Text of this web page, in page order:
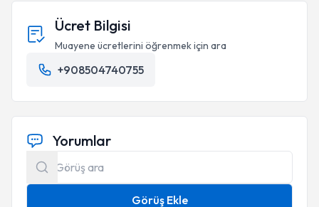
Ücret Bilgisi
Muayene ücretlerini öğrenmek için ara
+908504740755
Yorumlar
Görüş Ekle